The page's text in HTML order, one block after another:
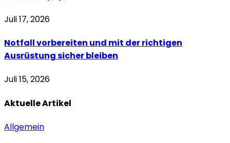
Juli 17, 2026
Notfall vorbereiten und mit der richtigen
Ausrüstung sicher bleiben
Juli 15, 2026
AktuelleArtikel
Allgemein